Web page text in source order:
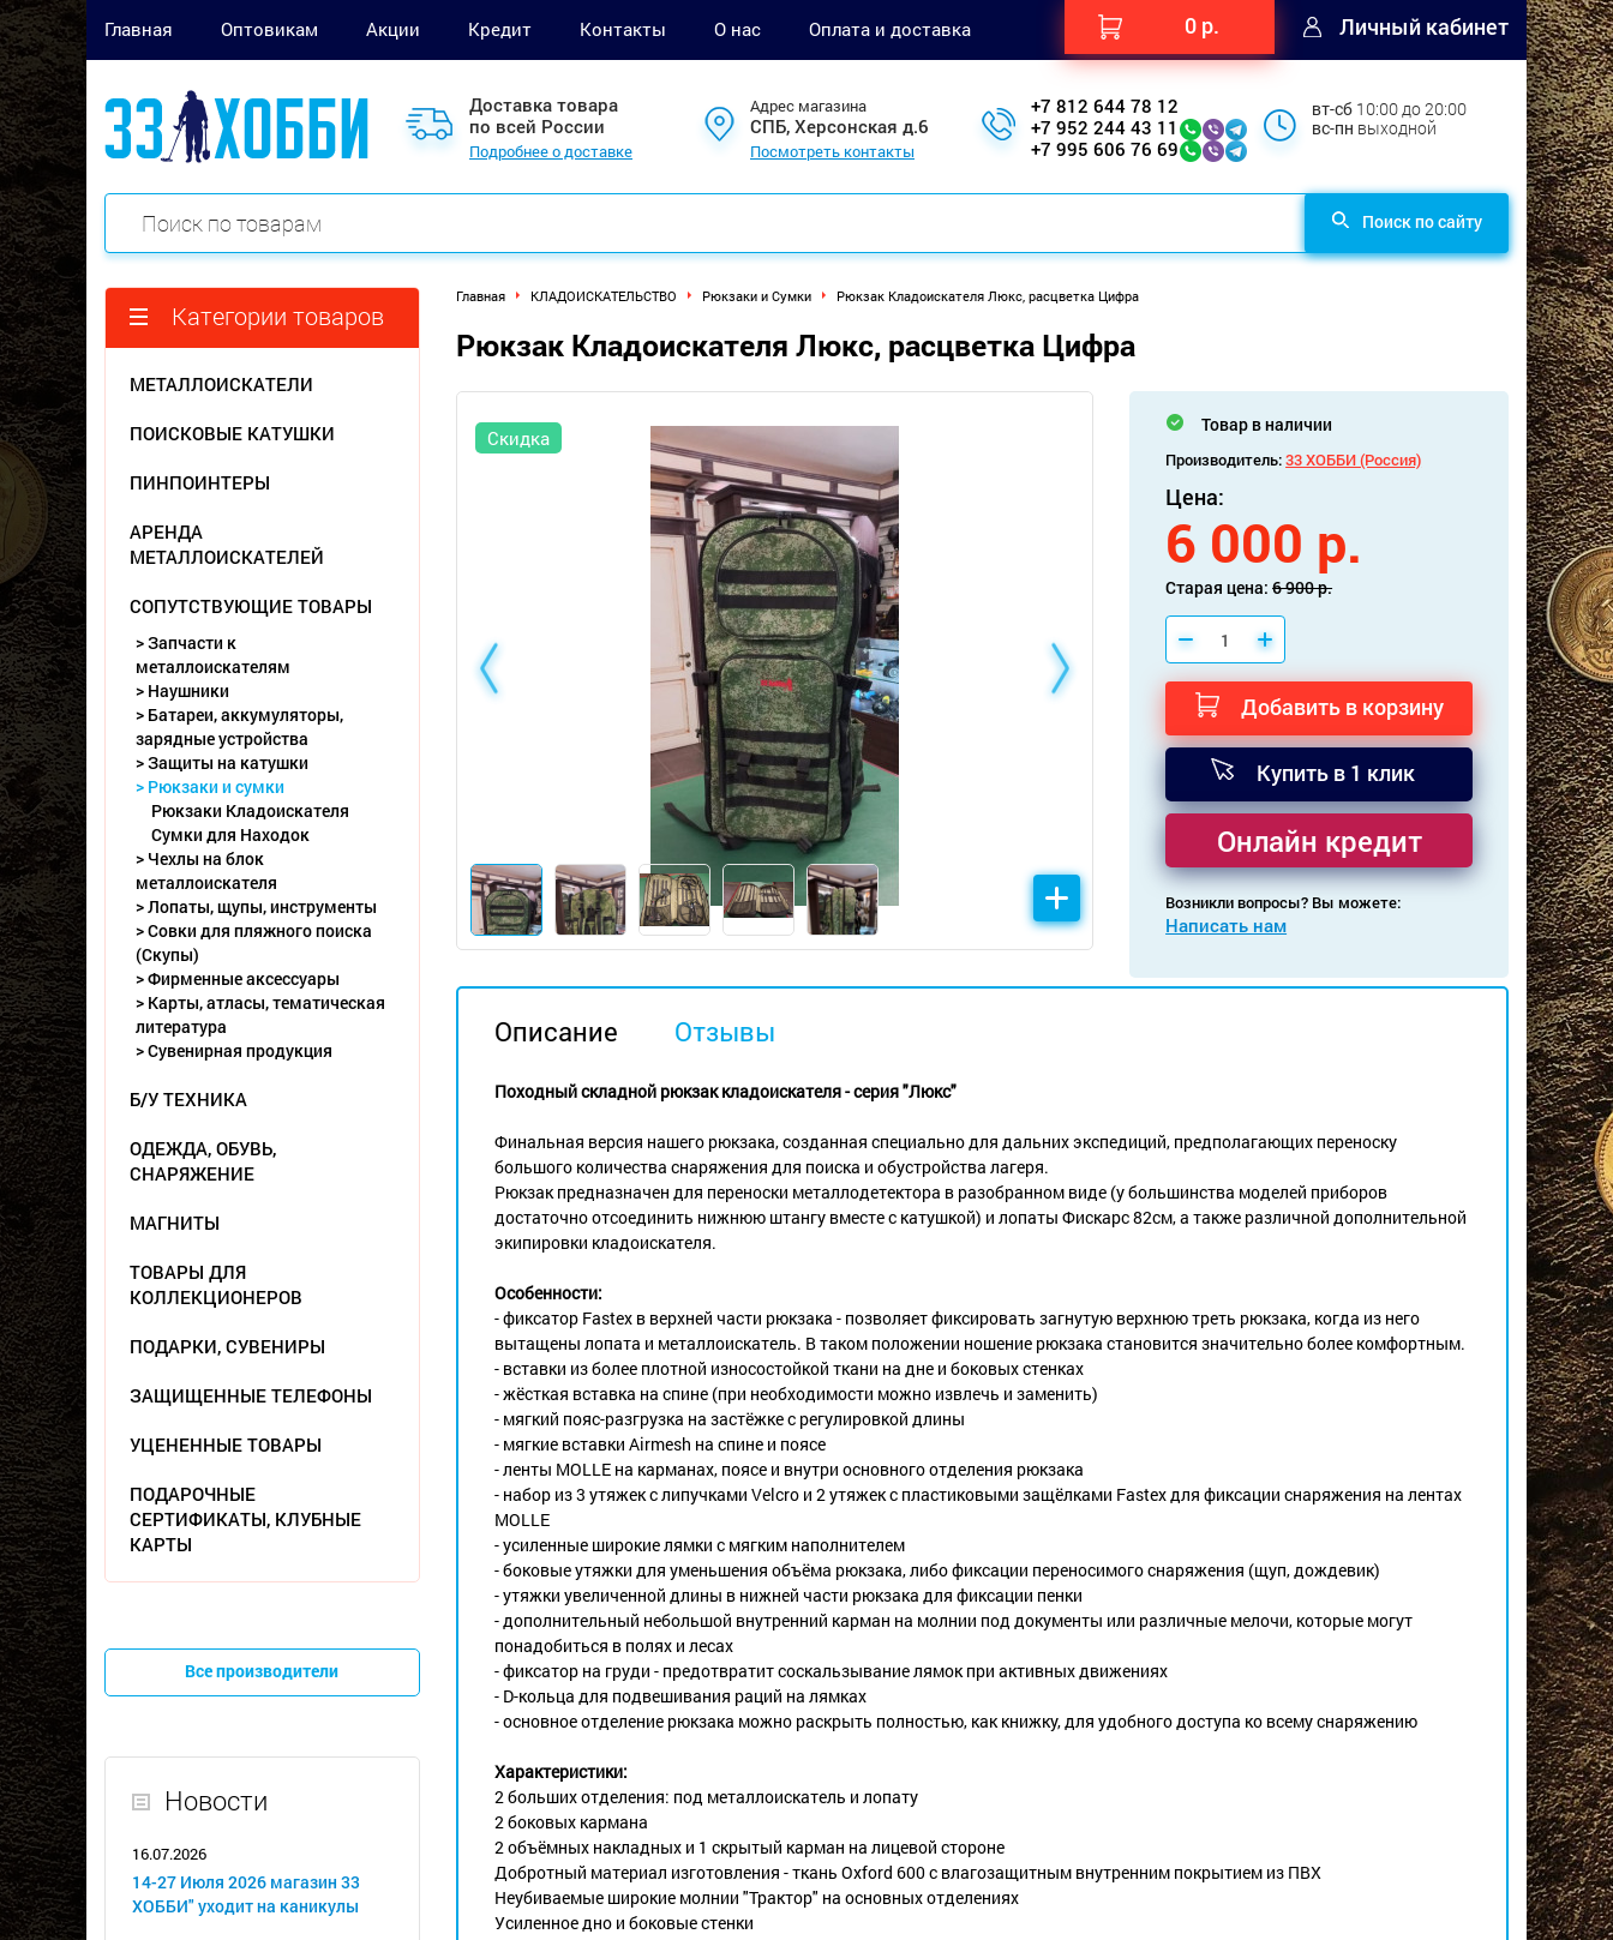
Главная Оптовикам Акции Кредит Контакты О нас Оплата и доставка 0 р. Личный кабинет
Доставка товара
по всей России
Подробнее о доставке
Адрес магазина
СПБ, Херсонская д.6
Посмотреть контакты
+7 812 644 78 12
+7 952 244 43 11
+7 995 606 76 69
вт-сб 10:00 до 20:00
вс-пн выходной
Поиск по сайту
Категории товаров
МЕТАЛЛОИСКАТЕЛИ
ПОИСКОВЫЕ КАТУШКИ
ПИНПОИНТЕРЫ
АРЕНДА
МЕТАЛЛОИСКАТЕЛЕЙ
СОПУТСТВУЮЩИЕ ТОВАРЫ
> Запчасти к
металлоискателям
> Наушники
> Батареи, аккумуляторы,
зарядные устройства
> Защиты на катушки
> Рюкзаки и сумки
Рюкзаки Кладоискателя
Сумки для Находок
> Чехлы на блок
металлоискателя
> Лопаты, щупы, инструменты
> Совки для пляжного поиска
(Скупы)
> Фирменные аксессуары
> Карты, атласы, тематическая
литература
> Сувенирная продукция
Б/У ТЕХНИКА
ОДЕЖДА, ОБУВЬ,
СНАРЯЖЕНИЕ
МАГНИТЫ
ТОВАРЫ ДЛЯ
КОЛЛЕКЦИОНЕРОВ
ПОДАРКИ, СУВЕНИРЫ
ЗАЩИЩЕННЫЕ ТЕЛЕФОНЫ
УЦЕНЕННЫЕ ТОВАРЫ
ПОДАРОЧНЫЕ
СЕРТИФИКАТЫ, КЛУБНЫЕ
КАРТЫ
Все производители
Новости
16.07.2026
14-27 Июля 2026 магазин 33
ХОББИ" уходит на каникулы
Главная КЛАДОИСКАТЕЛЬСТВО Рюкзаки и Сумки Рюкзак Кладоискателя Люкс, расцветка Цифра
Рюкзак Кладоискателя Люкс, расцветка Цифра
Скидка
Товар в наличии
Производитель:33 ХОББИ (Россия)
Цена:
6 000 р.
Старая цена:6 900 р.
Добавить в корзину
Купить в 1 клик
Онлайн кредит
Возникли вопросы? Вы можете:
Написать нам
Описание Отзывы
Походный складной рюкзак кладоискателя - серия "Люкс"
Финальная версия нашего рюкзака, созданная специально для дальних экспедиций, предполагающих переноску
большого количества снаряжения для поиска и обустройства лагеря.
Рюкзак предназначен для переноски металлодетектора в разобранном виде (у большинства моделей приборов
достаточно отсоединить нижнюю штангу вместе с катушкой) и лопаты Фискарс 82см, а также различной дополнительной
экипировки кладоискателя.
Особенности:
- фиксатор Fastex в верхней части рюкзака - позволяет фиксировать загнутую верхнюю треть рюкзака, когда из него
вытащены лопата и металлоискатель. В таком положении ношение рюкзака становится значительно более комфортным.
- вставки из более плотной износостойкой ткани на дне и боковых стенках
- жёсткая вставка на спине (при необходимости можно извлечь и заменить)
- мягкий пояс-разгрузка на застёжке с регулировкой длины
- мягкие вставки Airmesh на спине и поясе
- ленты MOLLE на карманах, поясе и внутри основного отделения рюкзака
- набор из 3 утяжек с липучками Velcro и 2 утяжек с пластиковыми защёлками Fastex для фиксации снаряжения на лентах
MOLLE
- усиленные широкие лямки с мягким наполнителем
- боковые утяжки для уменьшения объёма рюкзака, либо фиксации переносимого снаряжения (щуп, дождевик)
- утяжки увеличенной длины в нижней части рюкзака для фиксации пенки
- дополнительный небольшой внутренний карман на молнии под документы или различные мелочи, которые могут
понадобиться в полях и лесах
- фиксатор на груди - предотвратит соскальзывание лямок при активных движениях
- D-кольца для подвешивания раций на лямках
- основное отделение рюкзака можно раскрыть полностью, как книжку, для удобного доступа ко всему снаряжению
Характеристики:
2 больших отделения: под металлоискатель и лопату
2 боковых кармана
2 объёмных накладных и 1 скрытый карман на лицевой стороне
Добротный материал изготовления - ткань Oxford 600 с влагозащитным внутренним покрытием из ПВХ
Неубиваемые широкие молнии "Трактор" на основных отделениях
Усиленное дно и боковые стенки